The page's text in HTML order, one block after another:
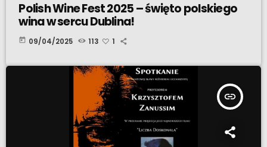
Polish Wine Fest 2025 – święto polskiego
wina w sercu Dublina!
today 09/04/2025 113 1
insert_link